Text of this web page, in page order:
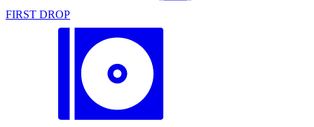
FIRST DROP